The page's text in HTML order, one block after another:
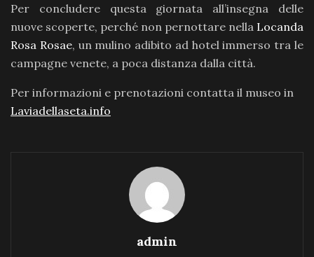
Per concludere questa giornata all’insegna delle
nuove scoperte, perché non pernottare nella Locanda
Rosa Rosae, un mulino adibito ad hotel immerso tra le
campagne venete, a poca distanza dalla città.
Per informazioni e prenotazioni contatta il museo in
Laviadellaseta.info
admin